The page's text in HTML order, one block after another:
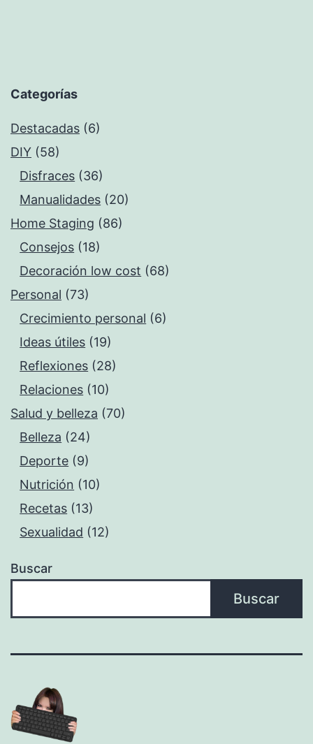
Categorías
Destacadas (6)
DIY (58)
Disfraces (36)
Manualidades (20)
Home Staging (86)
Consejos (18)
Decoración low cost (68)
Personal (73)
Crecimiento personal (6)
Ideas útiles (19)
Reflexiones (28)
Relaciones (10)
Salud y belleza (70)
Belleza (24)
Deporte (9)
Nutrición (10)
Recetas (13)
Sexualidad (12)
Buscar
Buscar